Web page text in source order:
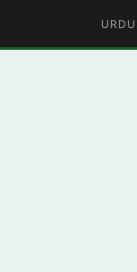
URDU